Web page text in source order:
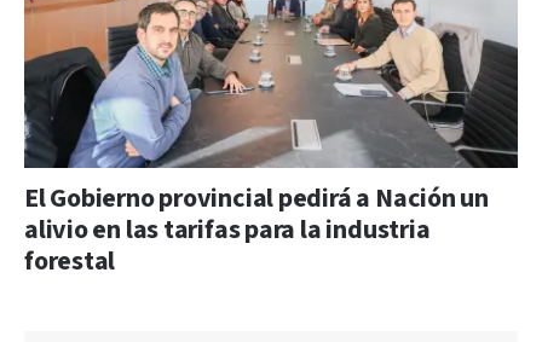
El Gobierno provincial pedirá a Nación un
alivio en las tarifas para la industria
forestal